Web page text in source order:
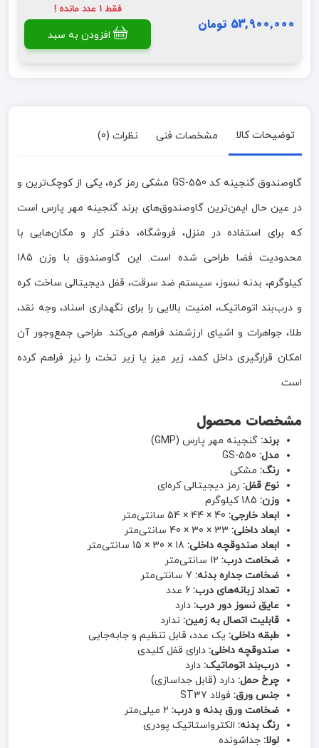
53,900,000 تومان
فقط 1 عدد مانده !
افزودن به سبد
توضیحات کالا مشخصات فنی نظرات (0)
گاوصندوق گنجینه کد GS-550 مشکی رمز کره، یکی از کوچک‌ترین و
در عین حال ایمن‌ترین گاوصندوق‌های برند گنجینه مهر پارس است
که برای استفاده در منزل، فروشگاه، دفتر کار و مکان‌هایی با
محدودیت فضا طراحی شده است. این گاوصندوق با وزن 185
کیلوگرم، بدنه نسوز، سیستم ضد سرقت، قفل دیجیتالی ساخت کره
و درب‌بند اتوماتیک، امنیت بالایی را برای نگهداری اسناد، وجه نقد،
طلا، جواهرات و اشیای ارزشمند فراهم می‌کند. طراحی جمع‌وجور آن
امکان قرارگیری داخل کمد، زیر میز یا زیر تخت را نیز فراهم کرده
است.
مشخصات محصول
برند: گنجینه مهر پارس (GMP)
مدل:
رنگ: مشکی
نوع قفل: رمز دیجیتالی کره‌ای
وزن:
ابعاد خارجی:
ابعاد داخلی:
ابعاد صندوقچه داخلی:
ضخامت درب:
ضخامت جداره بدنه:
تعداد زبانه‌های درب:
عایق نسوز دور درب: دارد
قابلیت اتصال به زمین: ندارد
طبقه داخلی: یک عدد، قابل تنظیم و جابه‌جایی
صندوقچه داخلی: دارای قفل کلیدی
درب‌بند اتوماتیک: دارد
چرخ حمل: دارد (قابل جداسازی)
جنس ورق: فولاد ST37
ضخامت ورق بدنه و درب:
رنگ بدنه: الکترواستاتیک پودری
لولا: جداشونده